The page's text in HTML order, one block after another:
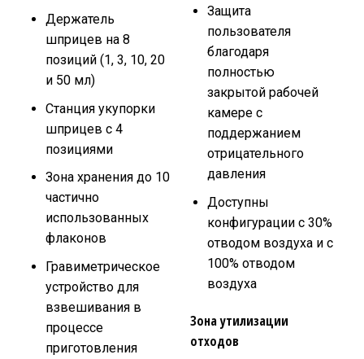
Держатель
шприцев на 8
позиций (1, 3, 10, 20
и 50 мл)
Станция укупорки
шприцев с 4
позициями
Зона хранения до 10
частично
использованных
флаконов
Гравиметрическое
устройство для
взвешивания в
процессе
приготовления
Защита
пользователя
благодаря
полностью
закрытой рабочей
камере с
поддержанием
отрицательного
давления
Доступны
конфигурации с 30%
отводом воздуха и с
100% отводом
воздуха
Зона утилизации
отходов